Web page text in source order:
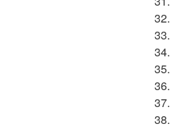
32.
33.
34.
35.
36.
37.
38.